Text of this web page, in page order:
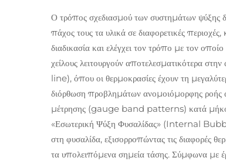
Ο τρόπος σχεδιασμού των συστημάτων ψύξης
πάχος τους τα υλικά σε διαφορετικές
διαδικασία και ελέγχει τον τρόπο με τον
χείλους λειτουργούν αποτελεσματικότερα
line), όπου οι θερμοκρασίες έχουν τη
διόρθωση προβλημάτων ανομοιόμορφης ροής
μέτρησης (gauge band patterns) κατά μήκος
«Εσωτερική Ψύξη Φυσαλίδας» (Internal
στη φυσαλίδα, εξισορροπώντας τις διαφορές
τα υπολειπόμενα σημεία τάσης. Σύμφωνα